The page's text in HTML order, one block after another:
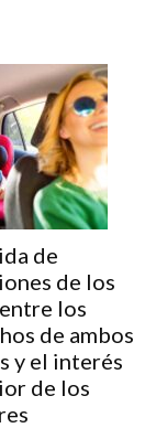
de
de los
los
de ambos
y el interés
de los